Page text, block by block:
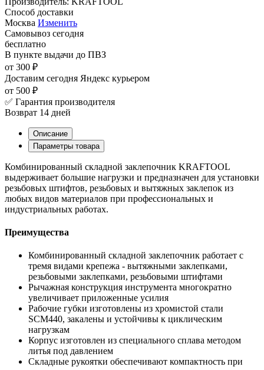
Способ доставки
Москва Изменить
Самовывоз сегодня
бесплатно
В пункте выдачи до ПВЗ
от 300 ₽
Доставим сегодня Яндекс курьером
от 500 ₽
✅ Гарантия производителя
Возврат 14 дней
Описание
Параметры товара
Комбинированный складной заклепочник KRAFTOOL
выдерживает большие нагрузки и предназначен для установки
резьбовых штифтов, резьбовых и вытяжных заклепок из
любых видов материалов при профессиональных и
индустриальных работах.
Преимущества
Комбинированный складной заклепочник работает с
тремя видами крепежа - вытяжными заклепками,
резьбовыми заклепками, резьбовыми штифтами
Рычажная конструкция инструмента многократно
увеличивает приложенные усилия
Рабочие губки изготовлены из хромистой стали
SCM440, закалены и устойчивы к циклическим
нагрузкам
Корпус изготовлен из специального сплава методом
литья под давлением
Складные рукоятки обеспечивают компактность при